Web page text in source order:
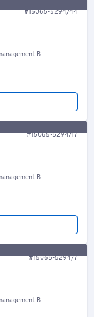
#15065-5294/44
Container, Welt
#15065-5294/17
Container, Welt
#15065-5294/7
Container, Welt